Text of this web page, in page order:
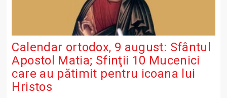
Calendar ortodox, 9 august: Sfântul
Apostol Matia; Sfinţii 10 Mucenici
care au pătimit pentru icoana lui
Hristos